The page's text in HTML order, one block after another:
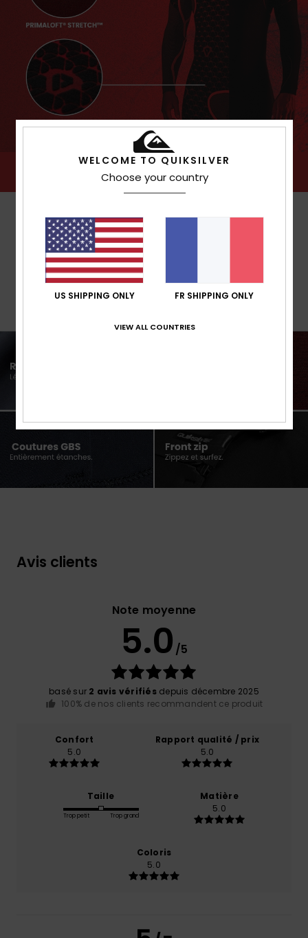
Avis clients
Note moyenne
5.0 /5
basé sur 2 avis vérifiésdepuis décembre 2025
100% de nos clients recommandent ce produit
Confort
5.0
Rapport qualité / prix
5.0
Taille
Trop petit Trop grand
Matière
5.0
Coloris
5.0
WELCOME TO QUIKSILVER
Choose your country
US SHIPPING ONLY FR SHIPPING ONLY
VIEW ALL COUNTRIES